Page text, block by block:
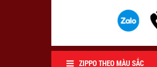
ZIPPO THEO MÀU SẮC